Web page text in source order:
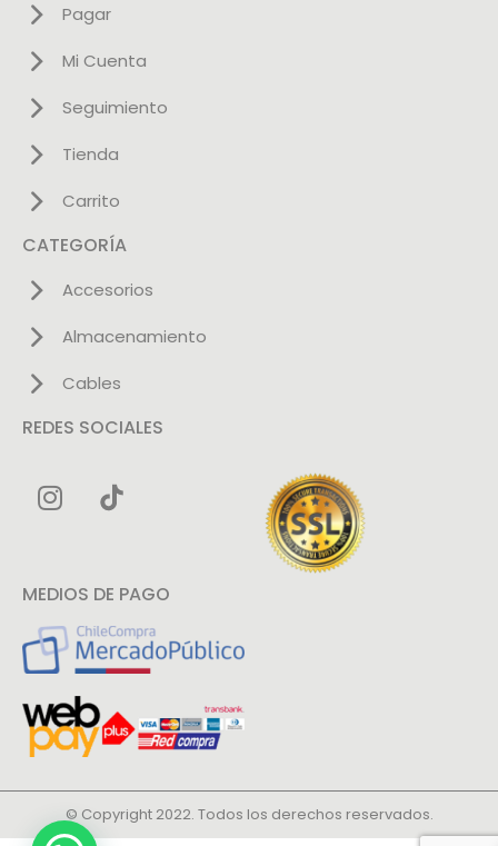
Pagar
Mi Cuenta
Seguimiento
Tienda
Carrito
CATEGORÍA
Accesorios
Almacenamiento
Cables
REDES SOCIALES
MEDIOS DE PAGO
© Copyright 2022. Todos los derechos reservados.